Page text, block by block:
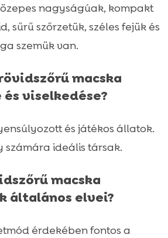
nagyságúak, kompakt
sűrű szőrzetük, széles fejük és
szemük van.
macska
viselkedése?
és játékos állatok.
számára ideális társak.
macska
általános elvei?
érdekében fontos a